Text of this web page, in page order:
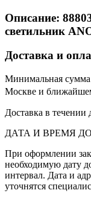
Описание:
светильник
Доставка и
Минимальная сумма
Москве и
Доставка в течении
ДАТА И ВРЕМЯ
При оформлении
необходимую дату
интервал. Дата и
уточнятся